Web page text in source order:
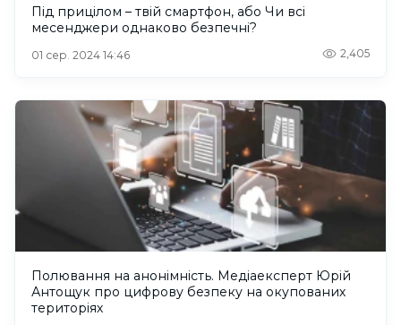
Під прицілом – твій смартфон, або Чи всі
месенджери однаково безпечні?
01 сер. 2024 14:46 2,405
Полювання на анонімність. Медіаексперт Юрій
Антощук про цифрову безпеку на окупованих
територіях